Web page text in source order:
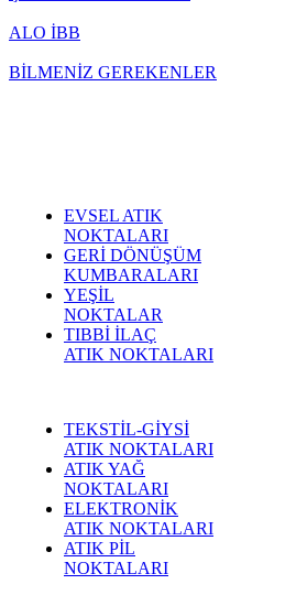
Bizim, Vatan
Bizim"
temasıyla
gerçekleştirilecek
ALO İBB
BİLMENİZ GEREKENLER
EVSEL ATIK
NOKTALARI
GERİ DÖNÜŞÜM
KUMBARALARI
YEŞİL
NOKTALAR
TIBBİ İLAÇ
ATIK NOKTALARI
TEKSTİL-GİYSİ
ATIK NOKTALARI
ATIK YAĞ
NOKTALARI
ELEKTRONİK
ATIK NOKTALARI
ATIK PİL
NOKTALARI